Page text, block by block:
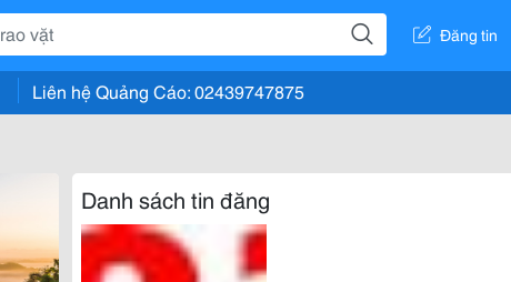
Đăng tin
Liên hệ Quảng Cáo: 02439747875
Danh sách tin đăng